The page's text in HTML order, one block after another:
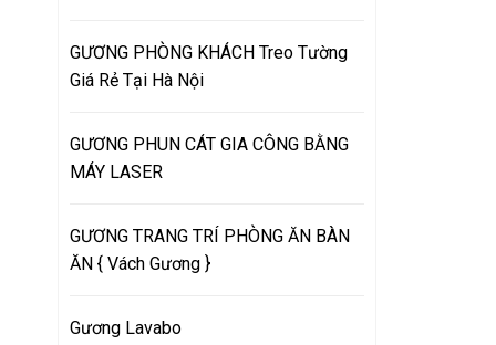
GƯƠNG PHÒNG KHÁCH Treo Tường
Giá Rẻ Tại Hà Nội
GƯƠNG PHUN CÁT GIA CÔNG BẰNG
MÁY LASER
GƯƠNG TRANG TRÍ PHÒNG ĂN BÀN
ĂN { Vách Gương }
Gương Lavabo